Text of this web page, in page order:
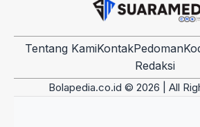
Tentang KamiKontakPedoman
Redaksi
Bolapedia.co.id © 2026 | All